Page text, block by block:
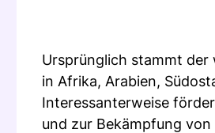
Ursprünglich stammt der
in Afrika, Arabien,
Interessanterweise
und zur Bekämpfung